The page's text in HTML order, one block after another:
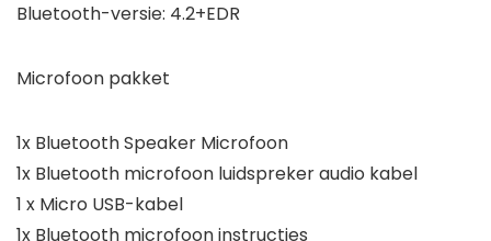
Bluetooth-versie: 4.2+EDR
Microfoon pakket
1x Bluetooth Speaker Microfoon
1x Bluetooth microfoon luidspreker audio kabel
1 x Micro USB-kabel
1x Bluetooth microfoon instructies